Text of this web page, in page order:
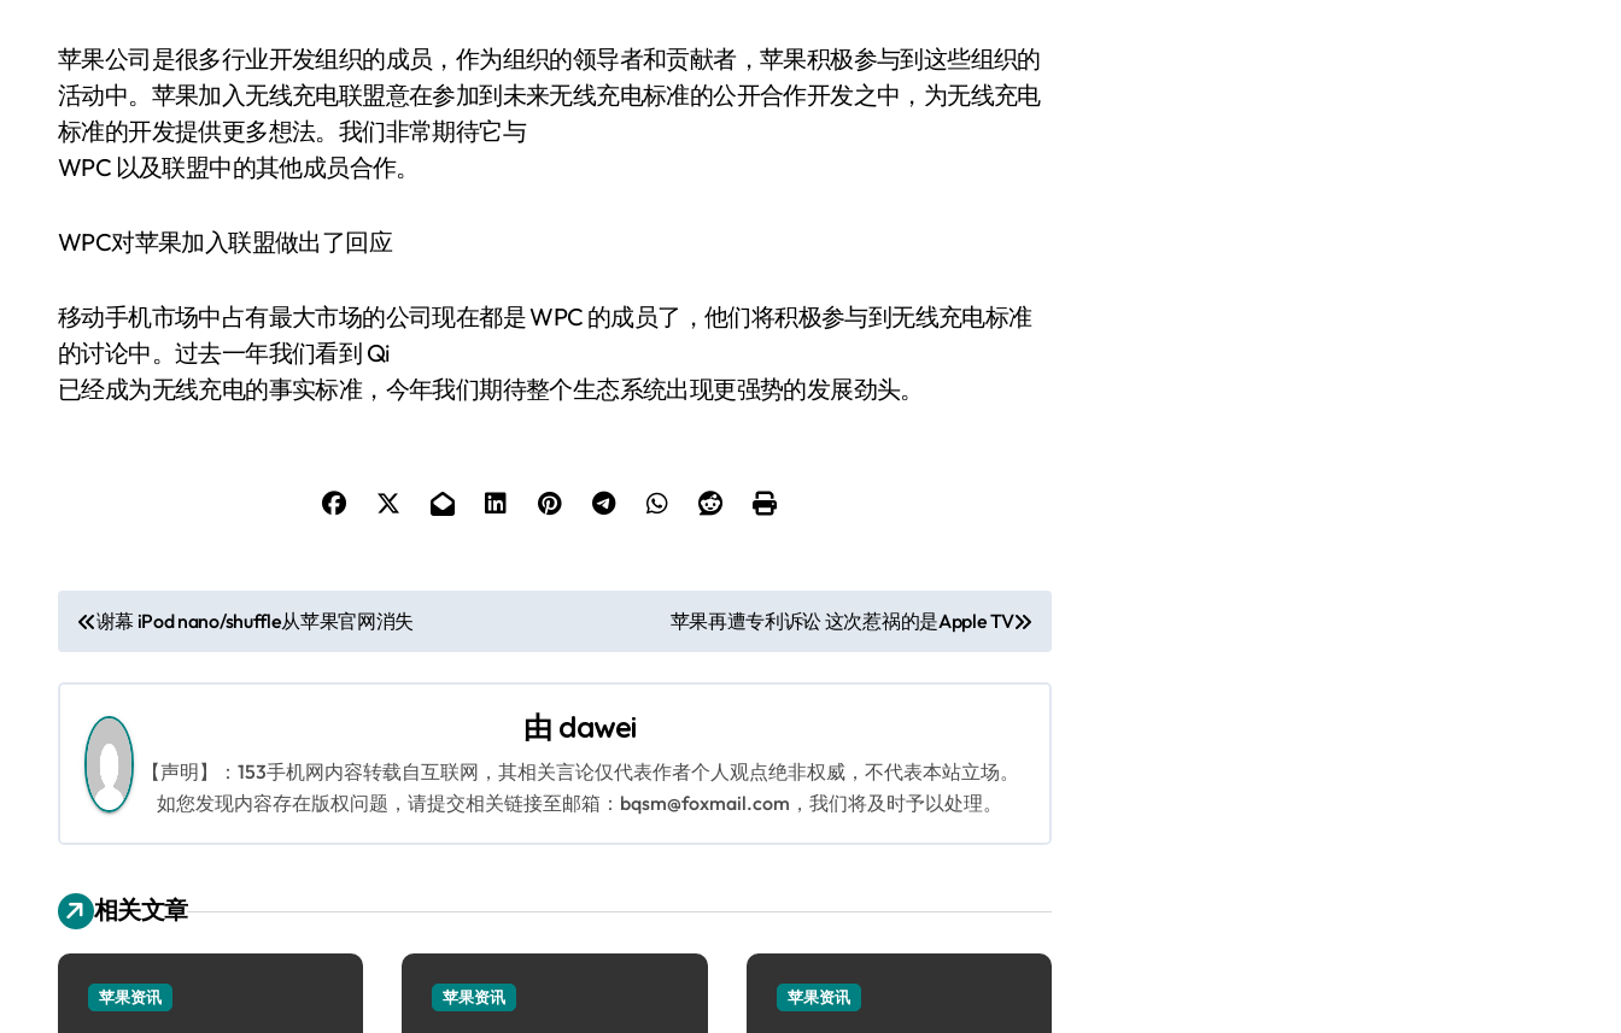
苹果公司是很多行业开发组织的成员，作为组织的领导者和贡献者，苹果积极参与到这些组织的
活动中。苹果加入无线充电联盟意在参加到未来无线充电标准的公开合作开发之中，为无线充电
标准的开发提供更多想法。我们非常期待它与
WPC 以及联盟中的其他成员合作。
WPC对苹果加入联盟做出了回应
移动手机市场中占有最大市场的公司现在都是 WPC 的成员了，他们将积极参与到无线充电标准
的讨论中。过去一年我们看到 Qi
已经成为无线充电的事实标准，今年我们期待整个生态系统出现更强势的发展劲头。
文
章
导
航
谢幕 iPod nano/shuffle从苹果官网消失 苹果再遭专利诉讼 这次惹祸的是Apple TV
由 dawei
【声明】：153手机网内容转载自互联网，其相关言论仅代表作者个人观点绝非权威，不代表本站立场。
如您发现内容存在版权问题，请提交相关链接至邮箱：bqsm@foxmail.com，我们将及时予以处理。
相关文章
苹果资讯 苹果资讯 苹果资讯